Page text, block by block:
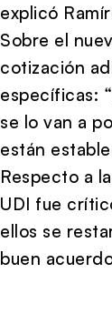
explicó
Sobre el
cotización
específicas:
se lo van a
están
Respecto a
UDI fue
ellos se
buen